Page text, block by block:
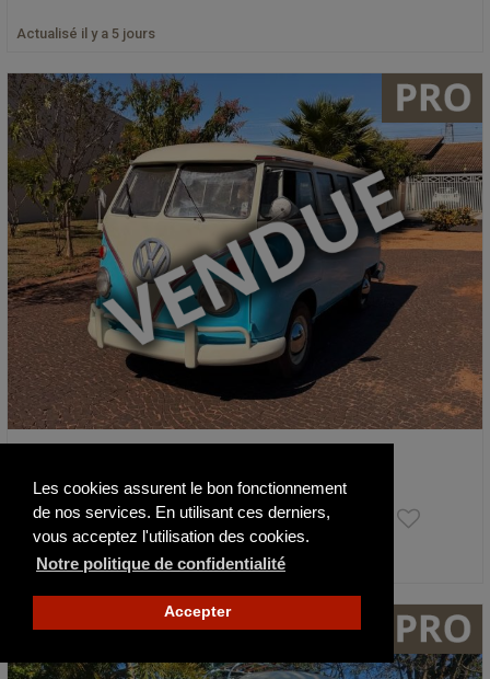
Les cookies assurent le bon fonctionnement
de nos services. En utilisant ces derniers,
vous acceptez l'utilisation des cookies.
Notre politique de confidentialité
Accepter
Actualisé il y a 5 jours
20 500 €
Actualisé il y a 11 jours